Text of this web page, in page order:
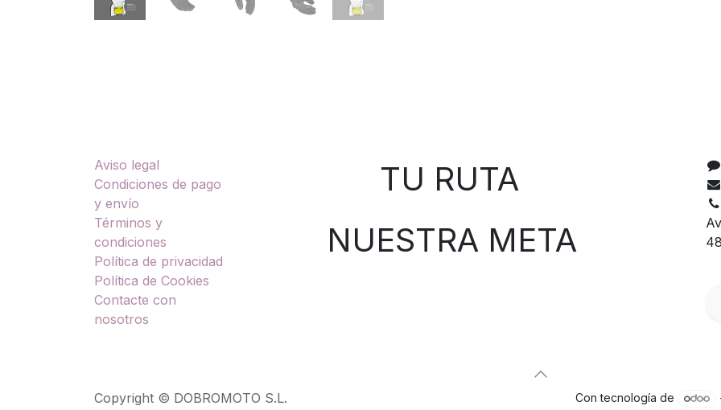
Aviso legal
Condiciones de pago
y envío
Términos y
condiciones
Política de privacidad
Política de Cookies
Contacte con
nosotros
TU RUTA
NUESTRA META
Copyright © DOBROMOTO S.L. Con tecnología de